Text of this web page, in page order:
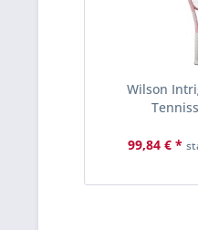
Wilson
99,84 € *